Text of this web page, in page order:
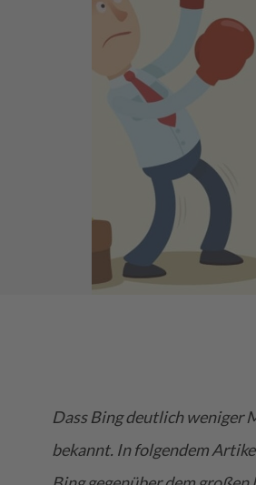
Dass Bing deutlich weniger
bekannt. In folgendem